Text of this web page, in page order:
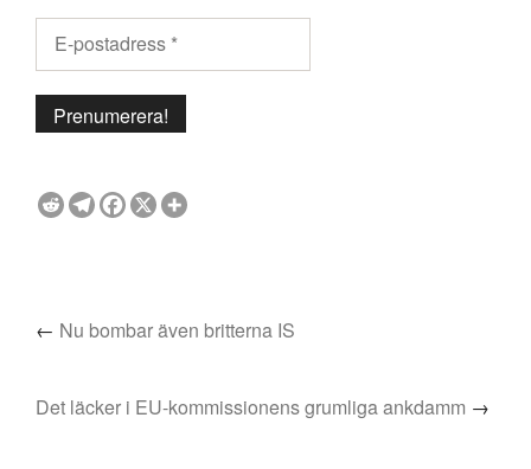
← Nu bombar även britterna IS
Det läcker i EU-kommissionens grumliga ankdamm →